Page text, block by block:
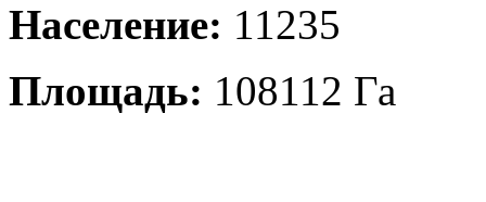
Население: 11235
Площадь: 108112 Га